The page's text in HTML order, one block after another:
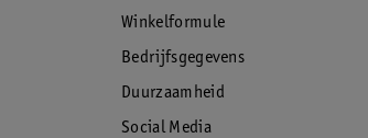
Winkelformule
Bedrijfsgegevens
Duurzaamheid
Social Media